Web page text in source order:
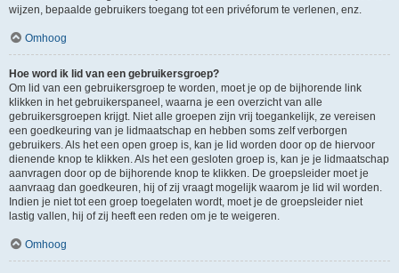
wijzen, bepaalde gebruikers toegang tot een privéforum te verlenen, enz.
Omhoog
Hoe word ik lid van een gebruikersgroep?
Om lid van een gebruikersgroep te worden, moet je op de bijhorende link
klikken in het gebruikerspaneel, waarna je een overzicht van alle
gebruikersgroepen krijgt. Niet alle groepen zijn vrij toegankelijk, ze vereisen
een goedkeuring van je lidmaatschap en hebben soms zelf verborgen
gebruikers. Als het een open groep is, kan je lid worden door op de hiervoor
dienende knop te klikken. Als het een gesloten groep is, kan je je lidmaatschap
aanvragen door op de bijhorende knop te klikken. De groepsleider moet je
aanvraag dan goedkeuren, hij of zij vraagt mogelijk waarom je lid wil worden.
Indien je niet tot een groep toegelaten wordt, moet je de groepsleider niet
lastig vallen, hij of zij heeft een reden om je te weigeren.
Omhoog